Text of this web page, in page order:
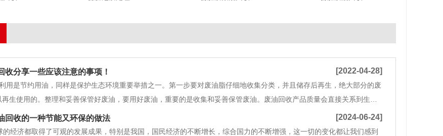
收分享一些应该注意的事项！ [2022-04-28]
用是节约用油，同样是保护生态环境重要举措之一。第一步要对废油脂仔细地收集分类，并且储存后再生，绝大部分的废
生使用的。整理和妥善保管好废油，要用好废油，重要的是收集和妥善保管废油。废油回收产品质量会直接关系到生产
利用的成效，如废油与润滑油脂或油混合，难以恢复原质量，不适合回收利用。这样我们在处理和整理废油脂时，一定要
方
回收的一种节能又环保的做法 [2024-06-24]
经济都取得了可观的发展成果，特别是我国，国民经济的不断增长，综合国力的不断增强，这一切的变化都让我们感到